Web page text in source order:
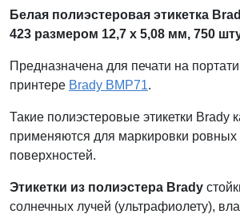
Белая полиэстеровая этикетка
423 размером 12,7 х 5,08 мм, 750
Предназначена для печати на
принтере Brady BMP71.
Такие полиэстеровые этикетки Brady
применяются для маркировки
поверхностей.
Этикетки из полиэстера Brady
солнечных лучей (ультрафиолету),